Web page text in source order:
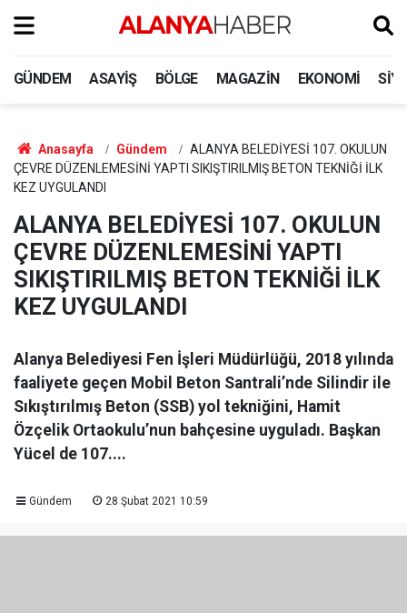
GÜNDEM ASAYIŞ BÖLGE MAGAZIN EKONOMI
Anasayfa Gündem
ALANYA BELEDİYESİ 107. OKULUN
ÇEVRE DÜZENLEMESİNİ YAPTI SIKIŞTIRILMIŞ BETON TEKNİĞİ İLK
KEZ UYGULANDI
ALANYA BELEDİYESİ 107. OKULUN
ÇEVRE DÜZENLEMESİNİ YAPTI
SIKIŞTIRILMIŞ BETON TEKNİĞİ İLK
KEZ UYGULANDI
Alanya Belediyesi Fen İşleri Müdürlüğü, 2018 yılında
faaliyete geçen Mobil Beton Santrali’nde Silindir ile
Sıkıştırılmış Beton (SSB) yol tekniğini, Hamit
Özçelik Ortaokulu’nun bahçesine uyguladı. Başkan
Yücel de 107....
Gündem 28 Şubat 2021 10:59